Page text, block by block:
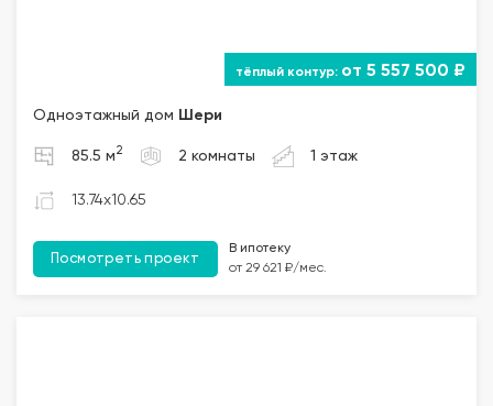
от 5 557 500 ₽
Одноэтажный дом Шери
85.5 м 2 2 комнаты 1 этаж
13.74x10.65
Посмотреть проект
В ипотеку
от 29 621 ₽/мес.